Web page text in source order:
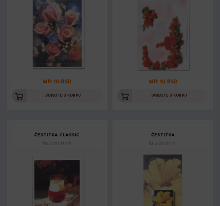
MP: 10 RSD
DODAJTE U KORPU
MP: 10 RSD
DODAJTE U KORPU
ČESTITKA CLASSIC
Šifra: C0125-09
ČESTITKA
Šifra: C0101-01